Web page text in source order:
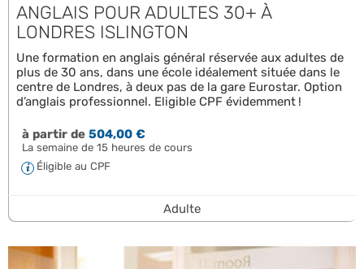
ANGLAIS POUR ADULTES 30+ À
LONDRES ISLINGTON
Une formation en anglais général réservée aux adultes de
plus de 30 ans, dans une école idéalement située dans le
centre de Londres, à deux pas de la gare Eurostar. Option
d’anglais professionnel. Eligible CPF évidemment !
à partir de504,00 €
La semaine de 15 heures de cours
Éligible au CPF
Adulte